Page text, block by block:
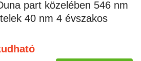
40 nm 4 évszakos